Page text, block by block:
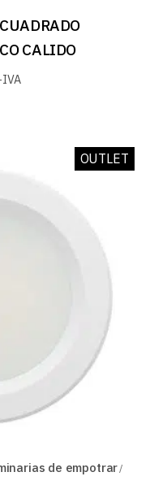
CALIDO
OUTLET
de empotrar